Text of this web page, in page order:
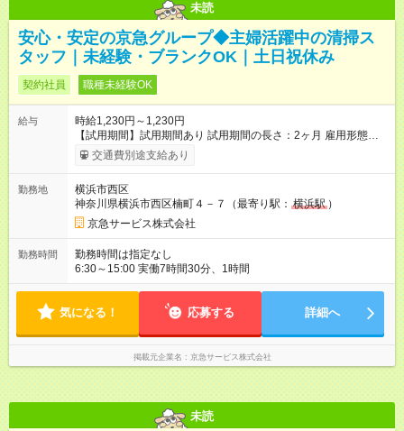
未読
安心・安定の京急グループ◆主婦活躍中の清掃ス
タッフ｜未経験・ブランクOK｜土日祝休み
契約社員 職種未経験OK
給与
時給1,230円～1,230円
【試用期間】試用期間あり 試用期間の長さ：2ヶ月 雇用形態、
給与は本採用時と同じです。
交通費別途支給あり
勤務地
横浜市西区
神奈川県横浜市西区楠町４－７（最寄り駅： 横浜駅 ）
京急サービス株式会社
勤務時間
勤務時間は指定なし
6:30～15:00 実働7時間30分、1時間
気になる！ 応募する 詳細へ
掲載元企業名 京急サービス株式会社
未読